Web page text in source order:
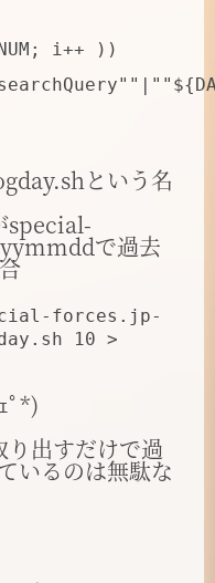
i++ ))
という名
special-
で過去
forces.jp-
10 >
ﾟ*)
出すだけで過
いるのは無駄な